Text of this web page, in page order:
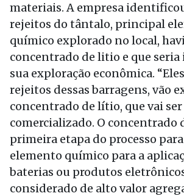
materiais. A empresa
rejeitos do tântalo, principal
químico explorado no local,
concentrado de litio e que
sua exploração econômica.
rejeitos dessas barragens, vão
concentrado de lítio, que vai ser
comercializado. O concentrado
primeira etapa do processo
elemento químico para a
baterias ou produtos
considerado de alto valor